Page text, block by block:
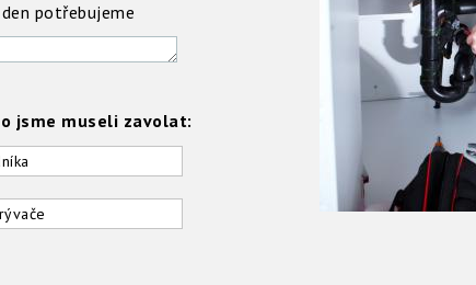
potřebujeme
jsme museli zavolat: